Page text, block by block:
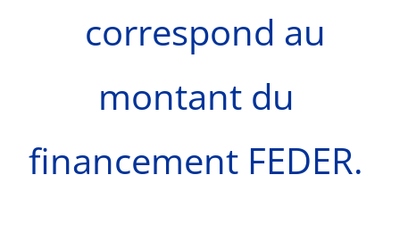
correspond au
montant du
financement FEDER.